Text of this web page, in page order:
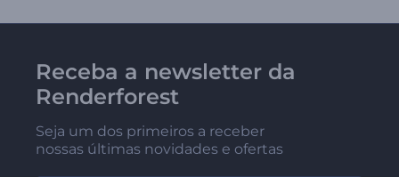
Receba a newsletter da
Renderforest
Seja um dos primeiros a receber
nossas últimas novidades e ofertas